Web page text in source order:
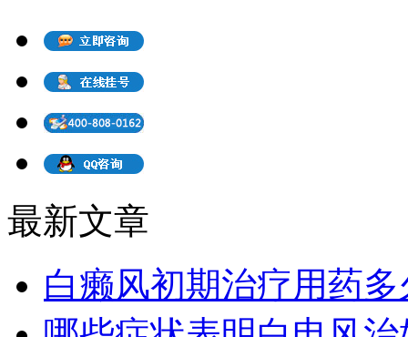
最新文章
白癞风初期治疗用药